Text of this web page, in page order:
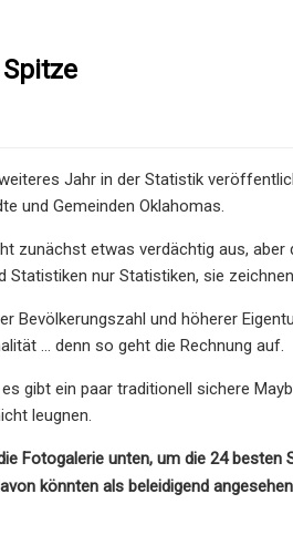
Jahr in der Statistik
und Gemeinden Oklahomas.
zunächst etwas verdächtig aus,
Statistiken nur Statistiken, sie
Bevölkerungszahl und höherer
… denn so geht die Rechnung auf.
gibt ein paar traditionell sichere
leugnen.
Fotogalerie unten, um die 24 besten
könnten als beleidigend